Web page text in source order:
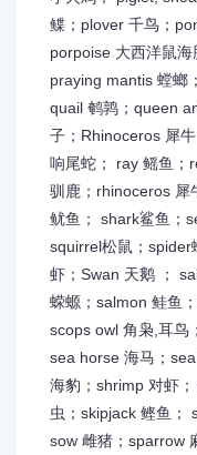
鲽；plover 千鸟；
porpoise 大西洋鼠
praying mantis 螳螂
quail 鹌鹑；queen
子；Rhinoceros 犀
响尾蛇； ray 鳐鱼；
驯鹿；rhinoceros 犀
鱿鱼； shark鲨鱼；
squirrel松鼠；
虾；Swan 天鹅 ；
蝾螈；salmon 鲑鱼
scops owl 角枭,耳鸟
sea horse 海马；
海豹；shrimp 对虾
虫；skipjack 鲣鱼；
sow 雌猪；sparrow